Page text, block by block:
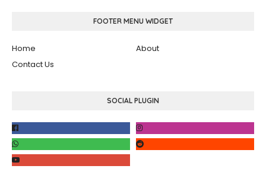
FOOTER MENU WIDGET
Home
About
Contact Us
SOCIAL PLUGIN